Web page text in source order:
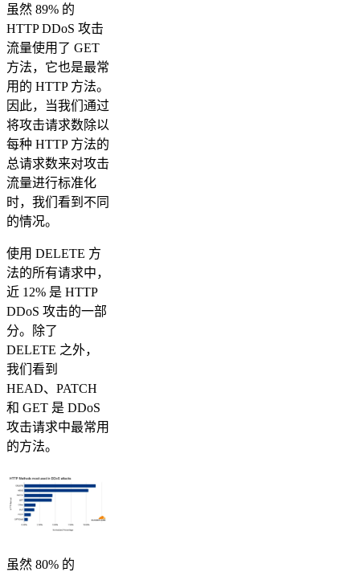
虽然 89% 的
HTTP DDoS 攻击
流量使用了 GET
方法，它也是最常
用的 HTTP 方法。
因此，当我们通过
将攻击请求数除以
每种 HTTP 方法的
总请求数来对攻击
流量进行标准化
时，我们看到不同
的情况。
使用 DELETE 方
法的所有请求中，
近 12% 是 HTTP
DDoS 攻击的一部
分。除了
DELETE 之外，
我们看到
HEAD、PATCH
和 GET 是 DDoS
攻击请求中最常用
的方法。
虽然 80% 的